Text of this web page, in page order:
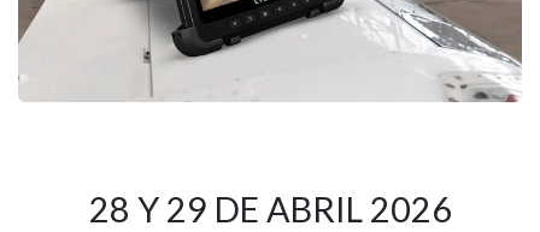
28 Y 29 DE ABRIL 2026